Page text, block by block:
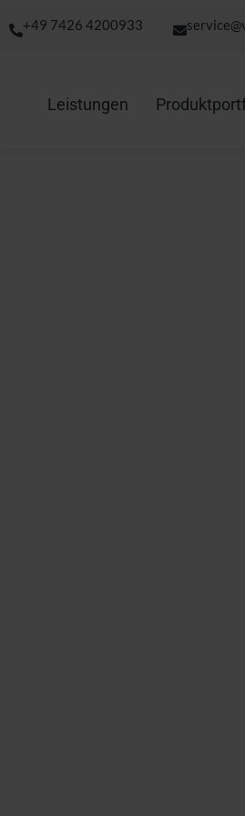
+49 7426 4200933
Leistungen